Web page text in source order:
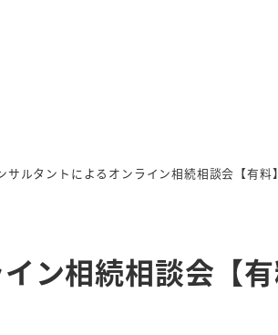
サルタントによるオンライン相続相談会【有料】
ン相続相談会【有